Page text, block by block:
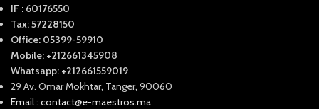
IF : 60176550
Tax: 57228150
Office: 05399-59910
Mobile: +212661345908
Whatsapp: +212661559019
29 Av. Omar Mokhtar, Tanger, 90060
Email : contact@e-maestros.ma